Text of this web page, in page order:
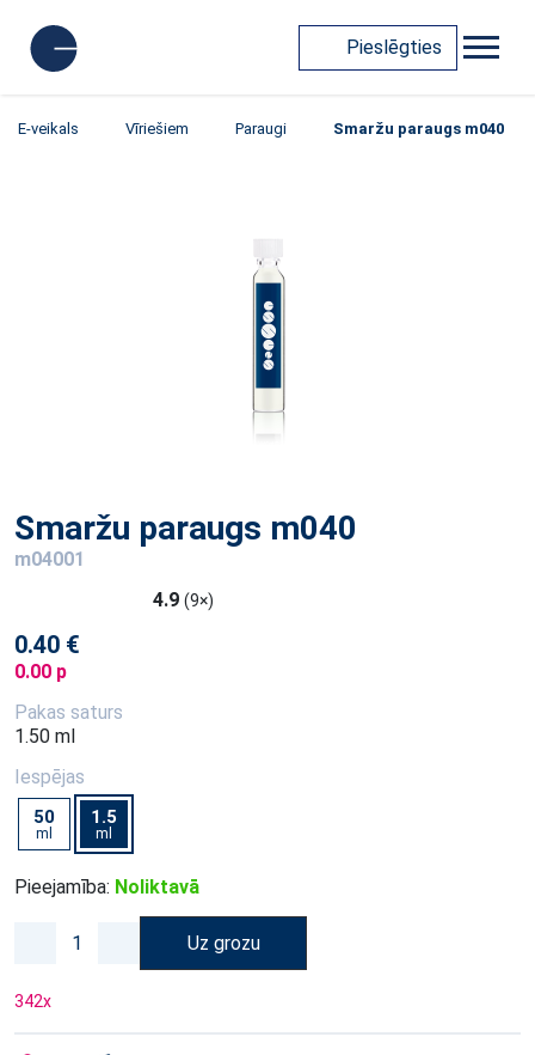
Pieslēgties
E-veikals Vīriešiem Paraugi Smaržu paraugs m040
Smaržu paraugs m040
m04001
4.9 (9×)
0.40 €
0.00 p
Pakas saturs
1.50 ml
Iespējas
50
ml
1.5
ml
Pieejamība: Noliktavā
Uz grozu
342x